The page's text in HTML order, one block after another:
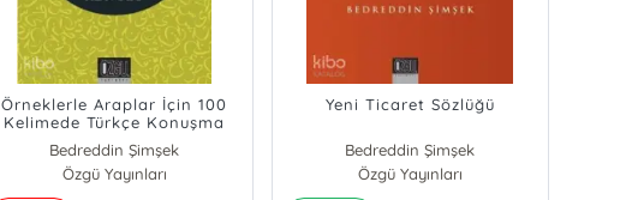
Örneklerle Araplar İçin 100
Kelimede Türkçe Konuşma
Klavuzu
Bedreddin Şimşek
Özgü Yayınları
Yeni Ticaret Sözlüğü
Bedreddin Şimşek
Özgü Yayınları